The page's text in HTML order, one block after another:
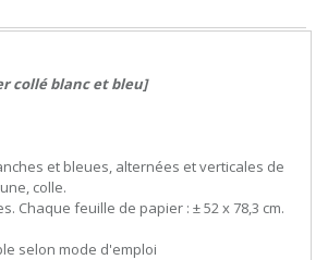
collé blanc et bleu]
et bleues, alternées et verticales de
colle.
Chaque feuille de papier : ± 52 x 78,3 cm.
selon mode d'emploi